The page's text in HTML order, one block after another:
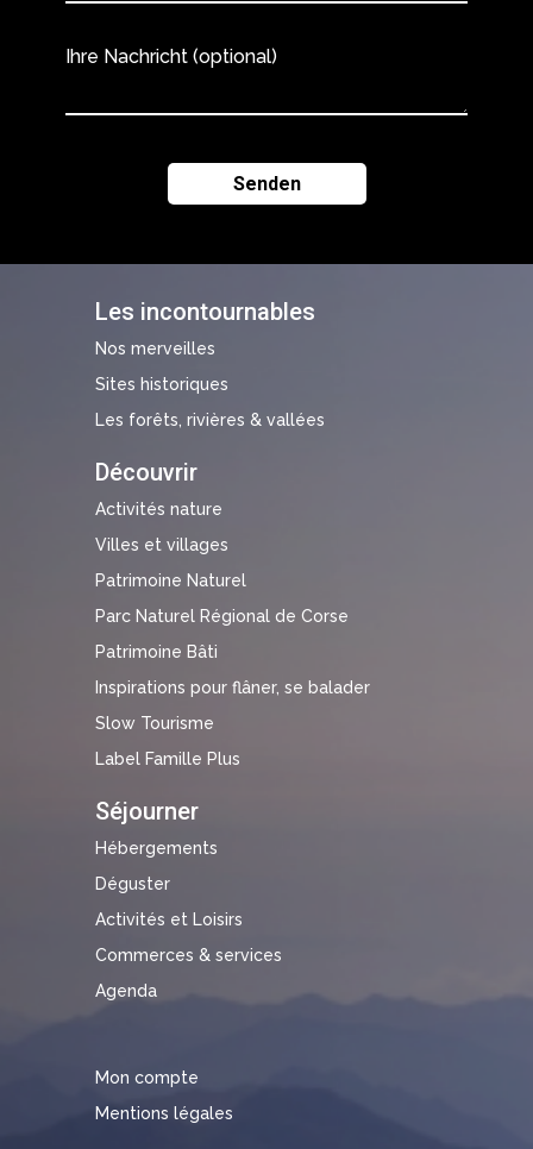
Les incontournables
Nos merveilles
Sites historiques
Les forêts, rivières & vallées
Découvrir
Activités nature
Villes et villages
Patrimoine Naturel
Parc Naturel Régional de Corse
Patrimoine Bâti
Inspirations pour flâner, se balader
Slow Tourisme
Label Famille Plus
Séjourner
Hébergements
Déguster
Activités et Loisirs
Commerces & services
Agenda
Mon compte
Mentions légales
Ihre Nachricht (optional)